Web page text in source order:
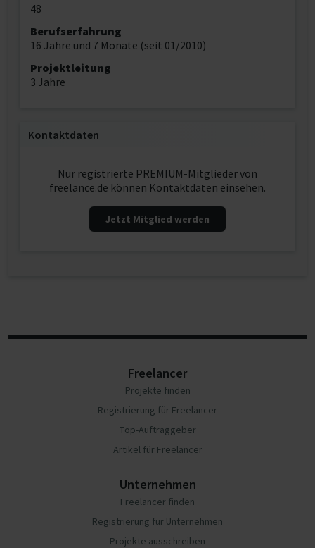
48
Berufserfahrung
16 Jahre und 7 Monate (seit 01/2010)
Projektleitung
3 Jahre
Kontaktdaten
Nur registrierte PREMIUM-Mitglieder von
freelance.de können Kontaktdaten einsehen.
Jetzt Mitglied werden
Freelancer
Projekte finden
Registrierung für Freelancer
Top-Auftraggeber
Artikel für Freelancer
Unternehmen
Freelancer finden
Registrierung für Unternehmen
Projekte ausschreiben